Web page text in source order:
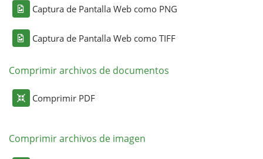
Captura de Pantalla Web como PNG
Captura de Pantalla Web como TIFF
Comprimir archivos de documentos
Comprimir PDF
Comprimir archivos de imagen